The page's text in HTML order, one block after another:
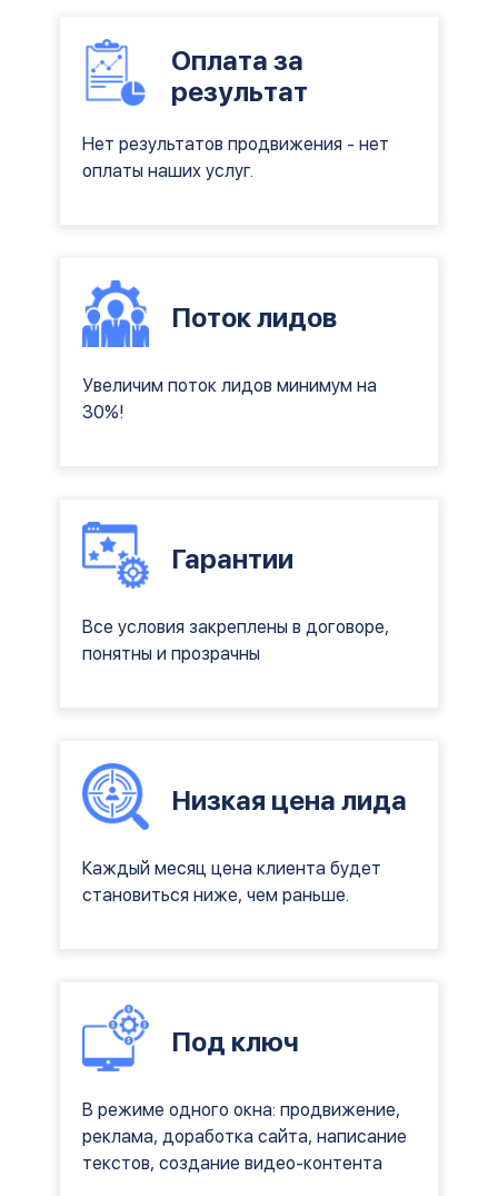
Оплата за
результат
Нет результатов продвижения - нет
оплаты наших услуг.
Поток лидов
Увеличим поток лидов минимум на
30%!
Гарантии
Все условия закреплены в договоре,
понятны и прозрачны
Низкая цена лида
Каждый месяц цена клиента будет
становиться ниже, чем раньше.
Под ключ
В режиме одного окна: продвижение,
реклама, доработка сайта, написание
текстов, создание видео-контента